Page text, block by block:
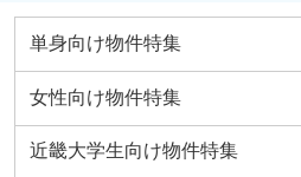
単身向け物件特集
女性向け物件特集
近畿大学生向け物件特集